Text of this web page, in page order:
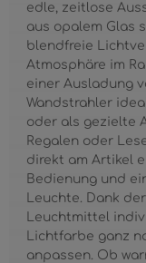
edle, zeitlose
aus opalem Glas
blendfreie
Atmosphäre im
einer Ausladung
Wandstrahler
oder als gezielte
Regalen oder
direkt am Artikel
Bedienung und
Leuchte. Dank
Leuchtmittel
Lichtfarbe ganz
anpassen. Ob